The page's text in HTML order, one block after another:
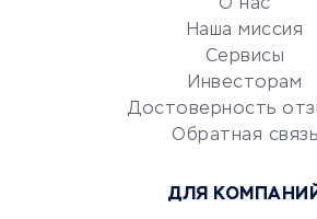
документооборот
Юридические компании
Аудиторские компании
О нас
Наша миссия
Сервисы
Инвесторам
Достоверность
Обратная связь
ДЛЯ